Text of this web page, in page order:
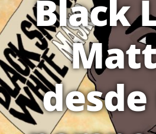
Black